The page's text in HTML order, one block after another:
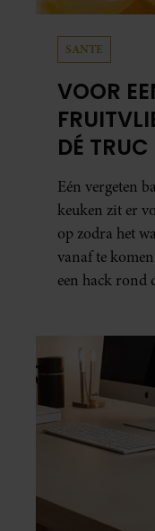
SANTE
VOOR
DÉ TRUC
Eén vergeten
keuken zit er
op zodra het
vanaf te
een hack rond